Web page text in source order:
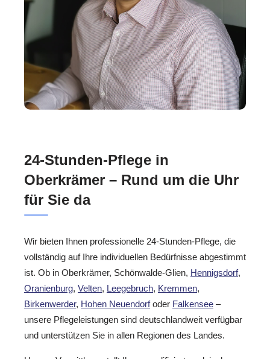
24-Stunden-Pflege in
Oberkrämer – Rund um die Uhr
für Sie da
Wir bieten Ihnen professionelle 24-Stunden-Pflege, die
vollständig auf Ihre individuellen Bedürfnisse abgestimmt
ist. Ob in Oberkrämer, Schönwalde-Glien, Hennigsdorf,
Oranienburg, Velten, Leegebruch, Kremmen,
Birkenwerder, Hohen Neuendorfoder Falkensee –
unsere Pflegeleistungen sind deutschlandweit verfügbar
und unterstützen Sie in allen Regionen des Landes.